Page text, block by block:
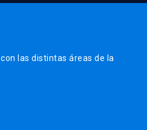
las distintas áreas de la